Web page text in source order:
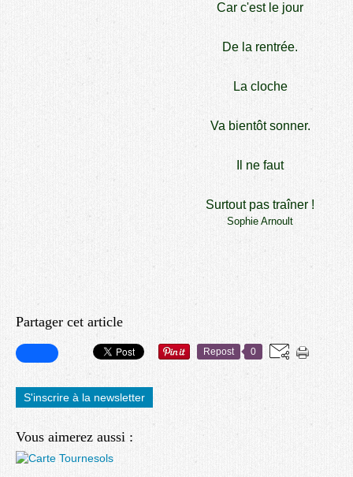
Car c'est le jour
De la rentrée.
La cloche
Va bientôt sonner.
Il ne faut
Surtout pas traîner !
Sophie Arnoult
Partager cet article
Repost 0
S'inscrire à la newsletter
Vous aimerez aussi :